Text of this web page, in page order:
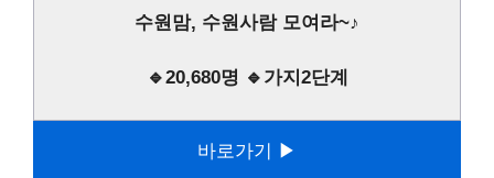
수원맘, 수원사람 모여라~♪
🔹20,680명 🔹가지2단계
바로가기 ▶